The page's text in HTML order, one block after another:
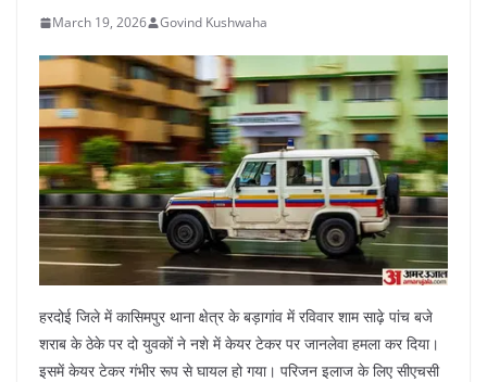
March 19, 2026 Govind Kushwaha
हरदोई जिले में कासिमपुर थाना क्षेत्र के बड़ागांव में रविवार शाम साढ़े पांच बजे
शराब के ठेके पर दो युवकों ने नशे में केयर टेकर पर जानलेवा हमला कर दिया।
इसमें केयर टेकर गंभीर रूप से घायल हो गया। परिजन इलाज के लिए सीएचसी